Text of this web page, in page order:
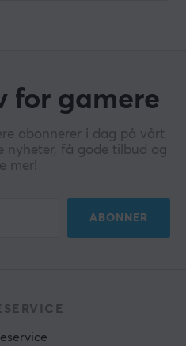
for gamere
abonnerer i dag på vårt
nyheter, få gode tilbud og
mer!
ABONNER